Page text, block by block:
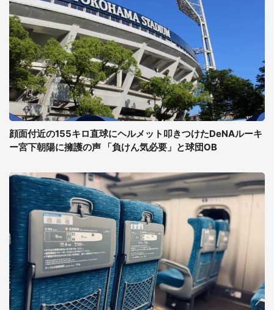
顔面付近の155キロ直球にヘルメット叩きつけたDeNAルーキ
ー宮下朝陽に擁護の声 「負けん気必要」と球団OB